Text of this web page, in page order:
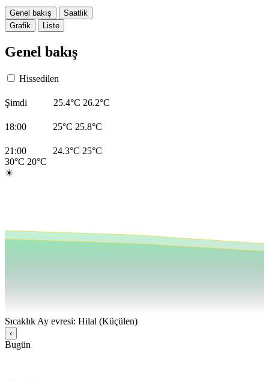
Genel bakış
Saatlik
Grafik
Liste
Genel bakış
Hissedilen
Şimdi 25.4°C 26.2°C
18:00 25°C 25.8°C
21:00 24.3°C 25°C
30°C 20°C
☀
Sıcaklık Ay evresi: Hilal (Küçülen)
‹
Bugün